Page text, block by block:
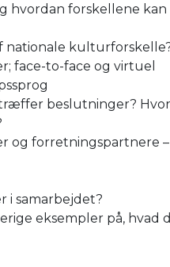
hvordan forskellene kan
nationale
face-to-face og virtuel
beslutninger?
og forretningspartnere –
i samarbejdet?
eksempler på, hvad